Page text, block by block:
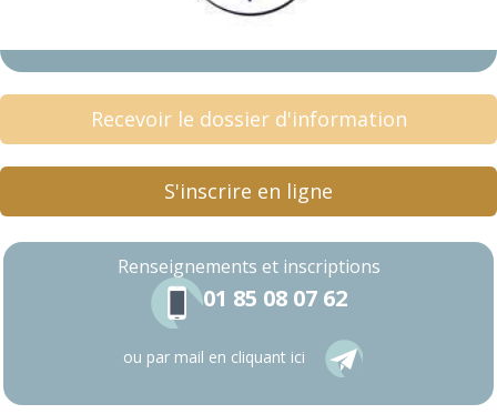
Recevoir le dossier d'information
S'inscrire en ligne
Renseignements et inscriptions
01 85 08 07 62
ou par mail en cliquant ici